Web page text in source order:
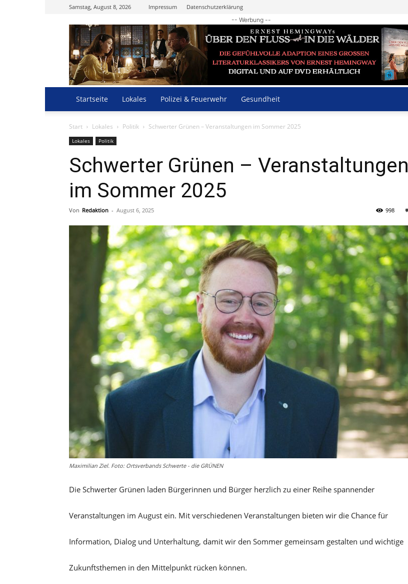
Samstag, August 8, 2026 Impressum Datenschutzerklärung
-- Werbung --
Startseite Lokales Polizei & Feuerwehr Gesundheit
Start Lokales Politik Schwerter Grünen – Veranstaltungen im Sommer 2025
Lokales Politik
Schwerter Grünen – Veranstaltungen
im Sommer 2025
Von Redaktion - August 6, 2025 998
Maximilian Ziel. Foto: Ortsverbands Schwerte - die GRÜNEN
Die Schwerter Grünen laden Bürgerinnen und Bürger herzlich zu einer Reihe spannender
Veranstaltungen im August ein. Mit verschiedenen Veranstaltungen bieten wir die Chance für
Information, Dialog und Unterhaltung, damit wir den Sommer gemeinsam gestalten und wichtige
Zukunftsthemen in den Mittelpunkt rücken können.